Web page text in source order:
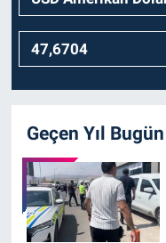
Geçen Yıl Bugün